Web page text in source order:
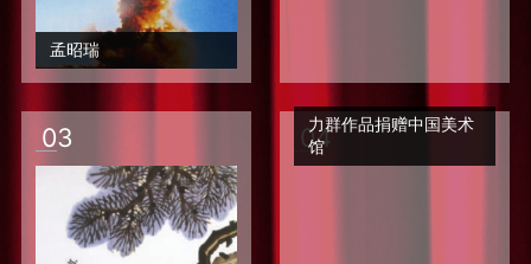
孟昭瑞
03 04
力群作品捐赠中国美术
馆